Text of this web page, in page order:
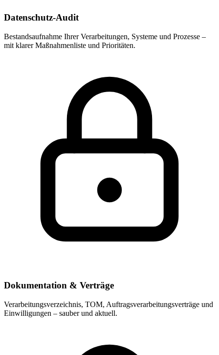
Datenschutz-Audit
Bestandsaufnahme Ihrer Verarbeitungen, Systeme und Prozesse –
mit klarer Maßnahmenliste und Prioritäten.
Dokumentation & Verträge
Verarbeitungsverzeichnis, TOM, Auftragsverarbeitungsverträge und
Einwilligungen – sauber und aktuell.